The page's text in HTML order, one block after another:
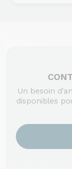
Un besoin
disponibles